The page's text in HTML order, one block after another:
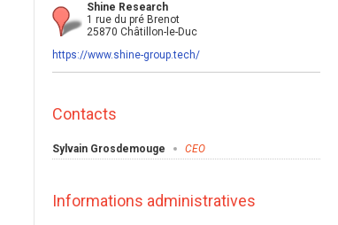
Shine Research
1 rue du pré Brenot
25870 Châtillon-le-Duc
https://www.shine-group.tech/
Contacts
Sylvain Grosdemouge CEO
Informations administratives